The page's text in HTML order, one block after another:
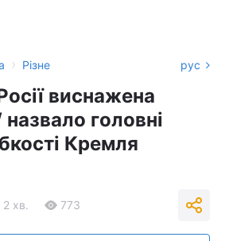
› Різне рус
виснажена
головні
Кремля
2 хв. 773